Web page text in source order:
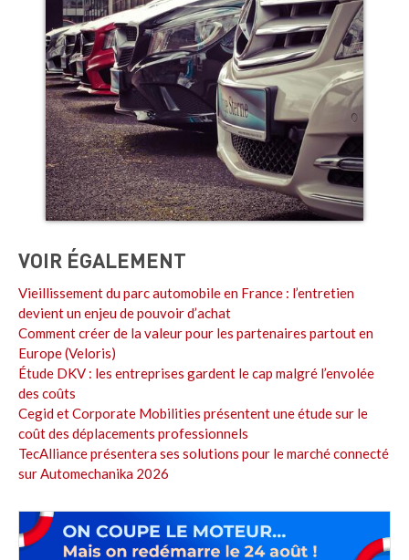
VOIR ÉGALEMENT
Vieillissement du parc automobile en France : l’entretien
devient un enjeu de pouvoir d’achat
Comment créer de la valeur pour les partenaires partout en
Europe (Veloris)
Étude DKV : les entreprises gardent le cap malgré l’envolée
des coûts
Cegid et Corporate Mobilities présentent une étude sur le
coût des déplacements professionnels
TecAlliance présentera ses solutions pour le marché connecté
sur Automechanika 2026